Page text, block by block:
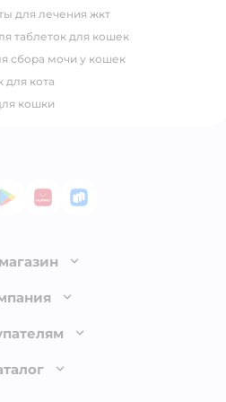
для лечения жкт
таблеток для кошек
сбора мочи у кошек
для кота
кошки
Store
Google Play
AppGallery
RuStore
и оплата
возврат товара
карты